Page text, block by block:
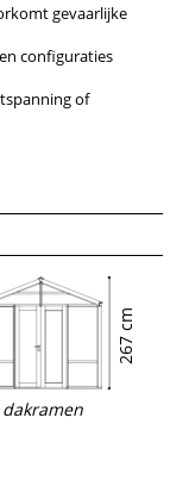
praktisch én
en hoe
Van den Bosch
rustige leesplek."
gevaarlijke
configuraties
of
267 cm
dakramen